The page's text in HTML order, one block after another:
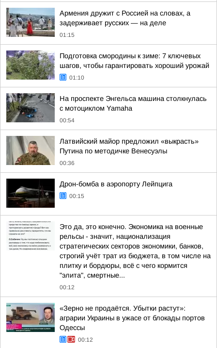
Армения дружит с Россией на словах, а
задерживает русских — на деле
01:15
Подготовка смородины к зиме: 7 ключевых
шагов, чтобы гарантировать хороший урожай
01:10
На проспекте Энгельса машина столкнулась
с мотоциклом Yamaha
00:54
Латвийский майор предложил «выкрасть»
Путина по методичке Венесуэлы
00:36
Дрон-бомба в аэропорту Лейпцига
00:15
Это да, это конечно. Экономика на военные
рельсы - значит, национализация
стратегических секторов экономики, банков,
строгий учёт трат из бюджета, в том числе на
плитку и бордюры, всё с чего кормится
"элита", смертные...
00:12
«Зерно не продаётся. Убытки растут»:
аграрии Украины в ужасе от блокады портов
Одессы
00:12